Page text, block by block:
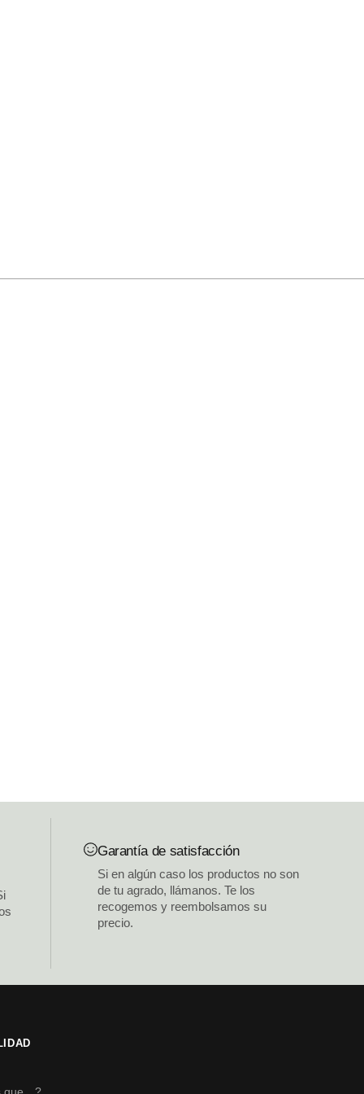
Garantía de satisfacción
Si en algún caso los productos no son
de tu agrado, llámanos. Te los
recogemos y reembolsamos su
precio.